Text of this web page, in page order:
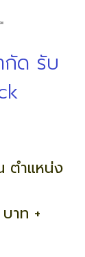
กัด รับ
ตำแหน่ง
าท +